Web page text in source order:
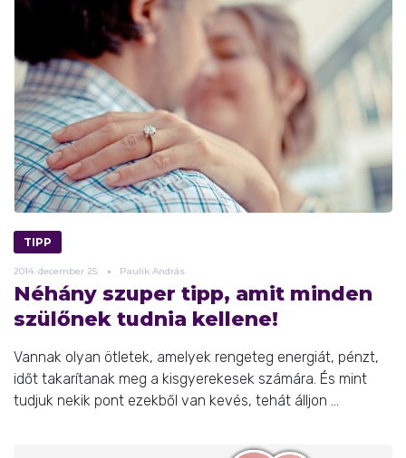
TIPP
2014. december 25. Paulik András
Néhány szuper tipp, amit minden
szülőnek tudnia kellene!
Vannak olyan ötletek, amelyek rengeteg energiát, pénzt,
időt takarítanak meg a kisgyerekesek számára. És mint
tudjuk nekik pont ezekből van kevés, tehát álljon ...